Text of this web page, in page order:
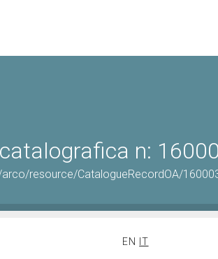
n:
resource/CatalogueRecordOA/
EN
IT